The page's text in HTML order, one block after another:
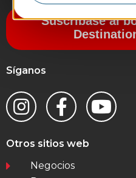
Suscríbase al
Síganos
Otros sitios web
Negocios